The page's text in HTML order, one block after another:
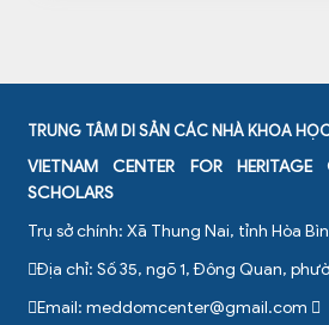
TRUNG TÂM DI SẢN CÁC NHÀ KHOA
VIETNAM CENTER FOR
SCHOLARS
Trụ sở chính: Xã Thung Nai, tỉnh Hòa
Địa chỉ: Số 35, ngõ 1, Đông Quan,
Email: meddomcenter@gmail.com